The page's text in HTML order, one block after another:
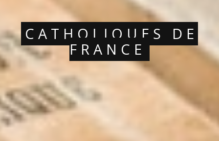
CATHOLIQUES DE
FRANCE